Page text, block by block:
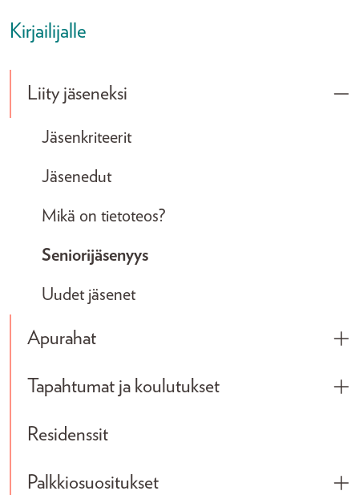
Kirjailijalle
Liity jäseneksi
Jäsenkriteerit
Jäsenedut
Mikä on tietoteos?
Seniorijäsenyys
Uudet jäsenet
Apurahat
Tapahtumat ja koulutukset
Residenssit
Palkkiosuositukset